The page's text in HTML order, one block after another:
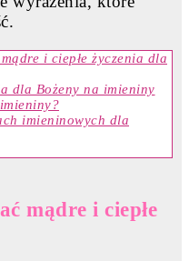
i ciepłe życzenia dla
dla Bożeny na imieniny
imieninowych dla
mądre i ciepłe